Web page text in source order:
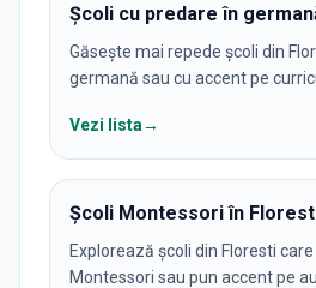
Școli cu predare în
Găsește mai repede școli din
germană sau cu accent pe
Vezi lista→
Școli Montessori în
Explorează școli din Floresti
Montessori sau pun accent pe